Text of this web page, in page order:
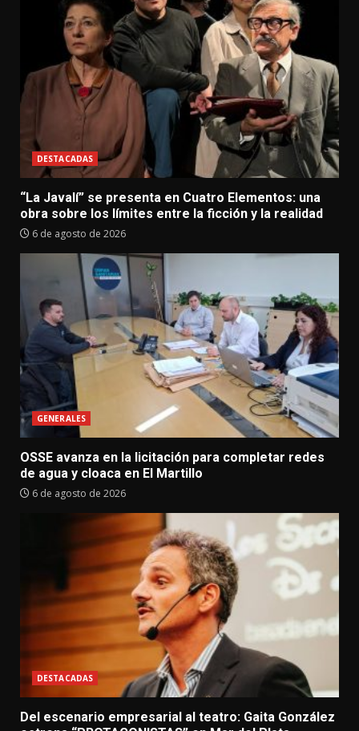
DESTACADAS
“La Javalí” se presenta en Cuatro Elementos: una
obra sobre los límites entre la ficción y la realidad
6 de agosto de 2026
GENERALES
OSSE avanza en la licitación para completar redes
de agua y cloaca en El Martillo
6 de agosto de 2026
DESTACADAS
Del escenario empresarial al teatro: Gaita González